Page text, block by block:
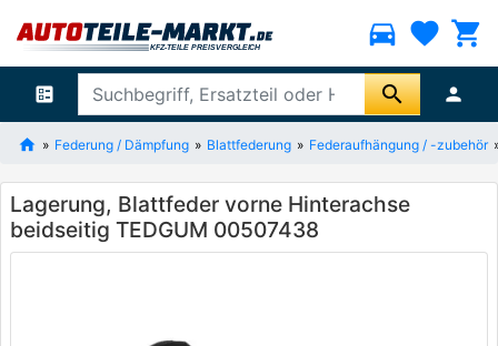
directions_car favorite shopping_cart
ballot search person
Federung / Dämpfung Blattfederung Federaufhängung / -zubehör
Lagerung, Blattfeder vorne Hinterachse
beidseitig TEDGUM 00507438